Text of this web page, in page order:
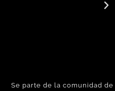
Se parte de la comunidad de